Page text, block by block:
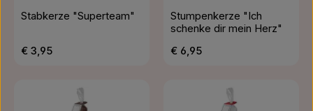
Stabkerze "Superteam"
Regulärer Preis:
€ 3,95
Stumpenkerze "Ich
schenke dir mein Herz"
Regulärer Preis:
€ 6,95